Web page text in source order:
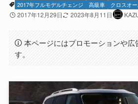
2017年フルモデルチェンジ
高級車 クロスオ
2017年12月29日 2023年8月11日
本ページにはプロモーションや広
す。